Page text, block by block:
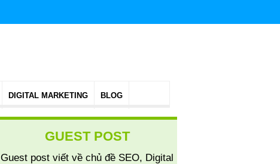
DIGITAL MARKETING BLOG
GUEST POST
Guest post viết về chủ đề SEO, Digital